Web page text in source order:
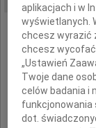
aplikacjach i w
wyświetlanych.
chcesz wyrazić
chcesz wycofać
„Ustawień
Twoje dane
celów badania i
funkcjonowania
dot.